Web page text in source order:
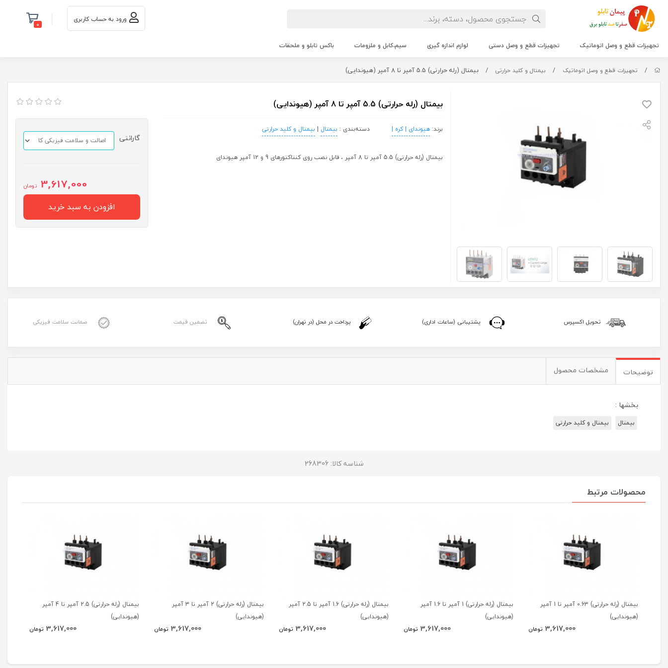
ورود به حساب کاربری 0
تجهیزات قطع و وصل اتوماتیک تجهیزات قطع و وصل دستی لوازم اندازه گیری سیم،کابل و ملزومات باکس تابلو و ملحقات
/ تجهیزات قطع و وصل اتوماتیک / بیمتال و کلید حرارتی / بیمتال (رله حرارتی) 5.5 آمپر تا 8 آمپر (هیوندایی)
بیمتال (رله حرارتی) 5.5 آمپر تا 8 آمپر (هیوندایی)
برند:هیوندای | کره | دسته‌بندی : بیمتال | بیمتال و کلید حرارتی
بیمتال (رله حرارتی) 5.5 آمپر تا 8 آمپر ، قابل نصب روی کنتاکتورهای 9 و 12 آمپر هیوندای
گارانتی
3,617,000 تومان
افزودن به سبد خرید
تحویل اکسپرس پشتیبانی (ساعات اداری) پرداخت در محل (در تهران) تضمین قیمت ضمانت سلامت فیزیکی
توضیحات مشخصات محصول
بخشها :
بیمتال بیمتال و کلید حرارتی
شناسه کالا: 268306
محصولات مرتبط
بیمتال (رله حرارتی) 0.63 آمپر تا 1 آمپر
(هیوندایی)
3,617,000 تومان
بیمتال (رله حرارتی) 1 آمپر تا 1.6 آمپر
(هیوندایی)
3,617,000 تومان
بیمتال (رله حرارتی) 1.6 آمپر تا 2.5 آمپر
(هیوندایی)
3,617,000 تومان
بیمتال (رله حرارتی) 2 آمپر تا 3 آمپر
(هیوندایی)
3,617,000 تومان
بیمتال (رله حرارتی) 2.5 آمپر تا 4 آمپر
(هیوندایی)
3,617,000 تومان